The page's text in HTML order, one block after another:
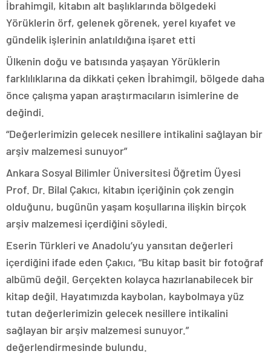
İbrahimgil, kitabın alt başlıklarında bölgedeki
Yörüklerin örf, gelenek görenek, yerel kıyafet ve
gündelik işlerinin anlatıldığına işaret etti
Ülkenin doğu ve batısında yaşayan Yörüklerin
farklılıklarına da dikkati çeken İbrahimgil, bölgede daha
önce çalışma yapan araştırmacıların isimlerine de
değindi.
“Değerlerimizin gelecek nesillere intikalini sağlayan bir
arşiv malzemesi sunuyor”
Ankara Sosyal Bilimler Üniversitesi Öğretim Üyesi
Prof. Dr. Bilal Çakıcı, kitabın içeriğinin çok zengin
olduğunu, bugünün yaşam koşullarına ilişkin birçok
arşiv malzemesi içerdiğini söyledi.
Eserin Türkleri ve Anadolu’yu yansıtan değerleri
içerdiğini ifade eden Çakıcı, “Bu kitap basit bir fotoğraf
albümü değil. Gerçekten kolayca hazırlanabilecek bir
kitap değil. Hayatımızda kaybolan, kaybolmaya yüz
tutan değerlerimizin gelecek nesillere intikalini
sağlayan bir arşiv malzemesi sunuyor.”
değerlendirmesinde bulundu.